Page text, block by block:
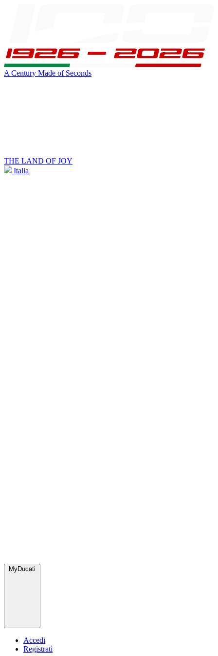
A Century Made of Seconds
THE LAND OF JOY
Italia
MyDucati
Accedi
Registrati